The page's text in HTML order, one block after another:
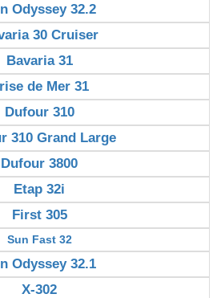
Odyssey 32.2
30 Cruiser
Bavaria 31
de Mer 31
Dufour 310
310 Grand Large
Dufour 3800
Etap 32i
First 305
Sun Fast 32
Odyssey 32.1
X-302